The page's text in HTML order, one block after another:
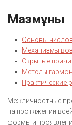
Мазмұны
Основы
Механизмы
Скрытые
Методы
Практические
Межличностные
на протяжении
формы и